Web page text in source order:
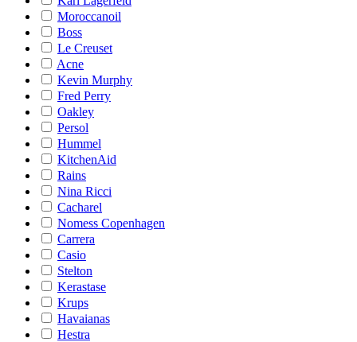
Moroccanoil
Boss
Le Creuset
Acne
Kevin Murphy
Fred Perry
Oakley
Persol
Hummel
KitchenAid
Rains
Nina Ricci
Cacharel
Nomess Copenhagen
Carrera
Casio
Stelton
Kerastase
Krups
Havaianas
Hestra